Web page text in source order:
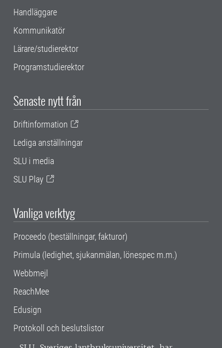
Handläggare
Kommunikatör
Lärare/studierektor
Programstudierektor
Senaste nytt från
Driftinformation
Lediga anställningar
SLU i media
SLU Play
Vanliga verktyg
Proceedo (beställningar, fakturor)
Primula (ledighet, sjukanmälan, lönespec m.m.)
Webbmejl
ReachMee
Edusign
Protokoll och beslutslistor